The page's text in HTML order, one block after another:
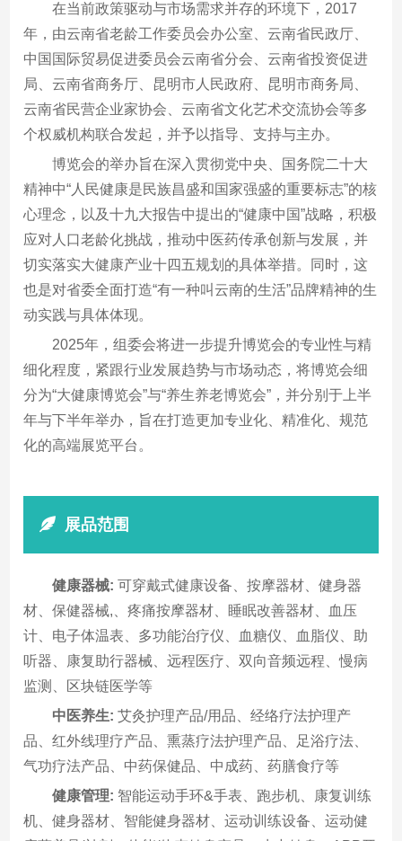
在当前政策驱动与市场需求并存的环境下，2017
年，由云南省老龄工作委员会办公室、云南省民政厅、
中国国际贸易促进委员会云南省分会、云南省投资促进
局、云南省商务厅、昆明市人民政府、昆明市商务局、
云南省民营企业家协会、云南省文化艺术交流协会等多
个权威机构联合发起，并予以指导、支持与主办。
博览会的举办旨在深入贯彻党中央、国务院二十大
精神中“人民健康是民族昌盛和国家强盛的重要标志”的核
心理念，以及十九大报告中提出的“健康中国”战略，积极
应对人口老龄化挑战，推动中医药传承创新与发展，并
切实落实大健康产业十四五规划的具体举措。同时，这
也是对省委全面打造“有一种叫云南的生活”品牌精神的生
动实践与具体体现。
2025年，组委会将进一步提升博览会的专业性与精
细化程度，紧跟行业发展趋势与市场动态，将博览会细
分为“大健康博览会”与“养生养老博览会”，并分别于上半
年与下半年举办，旨在打造更加专业化、精准化、规范
化的高端展览平台。
展品范围
健康器械: 可穿戴式健康设备、按摩器材、健身器
材、保健器械,、疼痛按摩器材、睡眠改善器材、血压
计、电子体温表、多功能治疗仪、血糖仪、血脂仪、助
听器、康复助行器械、远程医疗、双向音频远程、慢病
监测、区块链医学等
中医养生: 艾灸护理产品/用品、经络疗法护理产
品、红外线理疗产品、熏蒸疗法护理产品、足浴疗法、
气功疗法产品、中药保健品、中成药、药膳食疗等
健康管理: 智能运动手环&手表、跑步机、康复训练
机、健身器材、智能健身器材、运动训练设备、运动健